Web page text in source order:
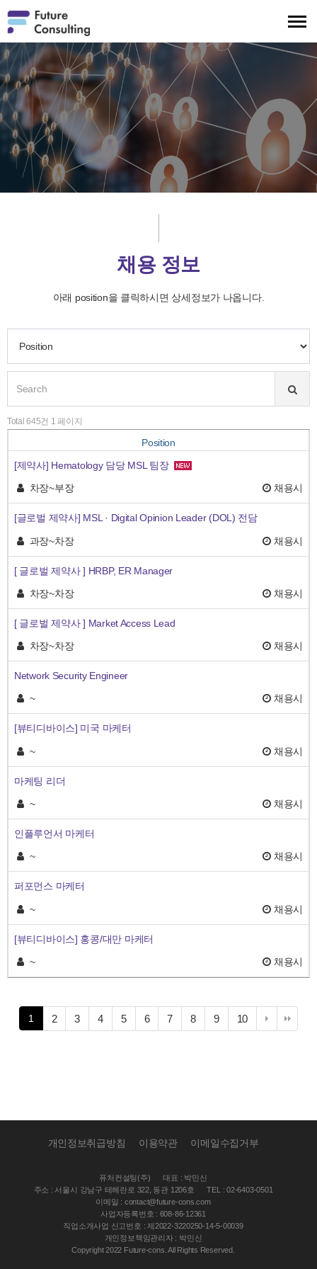
메
보
채용 정보
아래 position을 클릭하시면 상세정보가 나옵니다.
Total 645건 1 페이지
Position
[제약사] Hematology 담당 MSL 팀장
차장~부장
채용시
[글로벌 제약사] MSL · Digital Opinion Leader (DOL) 전담
과장~차장
채용시
[ 글로벌 제약사 ] HRBP, ER Manager
차장~차장
채용시
[ 글로벌 제약사 ] Market Access Lead
차장~차장
채용시
Network Security Engineer
~
채용시
[뷰티디바이스] 미국 마케터
~
채용시
마케팅 리더
~
채용시
인플루언서 마케터
~
채용시
퍼포먼스 마케터
~
채용시
[뷰티디바이스] 홍콩/대만 마케터
~
채용시
린
1
이
2페
이
3페
이
4페
이
5페
이
6페
이
7페
이
8페
이
9페
이
10페
이
개인정보취급방침 이용약관 이메일수집거부
퓨처컨설팅(주)
대표 : 박민신
주소 : 서울시 강남구 테헤란로 322, 동관 1206호
TEL : 02-6403-0501
이메일 : contact@future-cons.com
사업자등록번호 : 608-86-12361
직업소개사업 신고번호 : 제2022-3220250-14-5-00039
개인정보책임관리자 : 박민신
Copyright 2022 Future-cons. All Rights Reserved.